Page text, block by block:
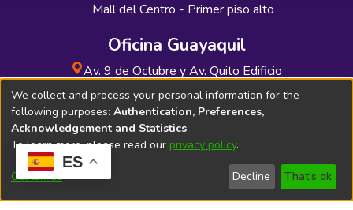
ES
Mall del Centro - Primer piso alto
Oficina Guayaquil
Av. 9 de Octubre y Av. Quito Edificio
INDUAUTO - Planta baja
Soporte Técnico Bibliolatino.com
We collect and process your personal information for the
following purposes: Authentication, Preferences,
Acknowledgement and Statistics.
To learn more, please read our privacy policy.
Customize Decline That's ok